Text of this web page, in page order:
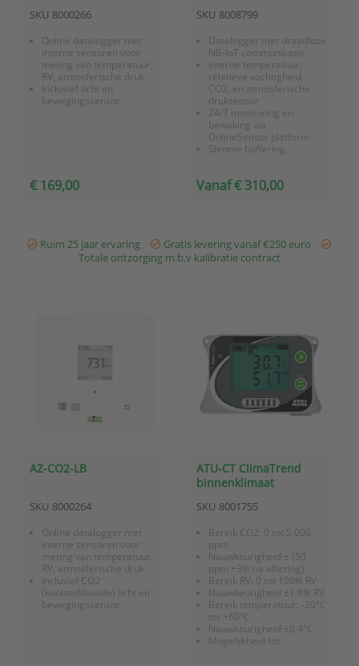
SKU 8000266
Online datalogger met
interne sensoren voor
meting van temperatuur,
RV, atmosferische druk
Inclusief licht en
bewegingssensor
€ 169,00
voor temperatuur, RV
en CO2
SKU 8008799
Datalogger met draadloze
NB-IoT communicatie
Interne temperatuur,
relatieve vochtigheid,
CO2, en atmosferische
druksensor
24/7 monitoring en
bewaking via
OnlineSensor platform
Slimme buffering,
Batterij gevoed
Vanaf € 310,00
Ruim 25 jaar ervaring
Gratis levering vanaf €250 euro
Totale ontzorging m.b.v kalibratie contract
AZ-CO2-LB
SKU 8000264
Online datalogger met
interne sensoren voor
meting van temperatuur,
RV, atmosferische druk
Inclusief CO2
(koolstofdioxide) licht en
bewegingssensor
ATU-CT ClimaTrend
binnenklimaat
SKU 8001755
Bereik CO2: 0 tot 5.000
ppm
Nauwkeurigheid ± (50
ppm +3% na aflezing)
Bereik RV: 0 tot 100% RV
Nauwkeurigheid ±1,8% RV
Bereik temperatuur: -20°C
tot +60°C
Nauwkeurigheid ±0,4°C
Mogelijkheid tot